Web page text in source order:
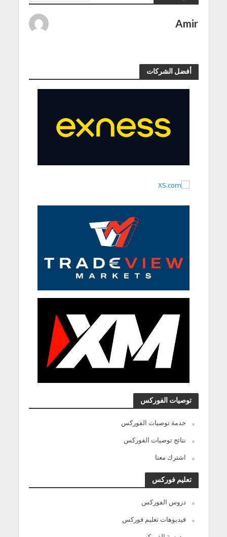
Amir
أفضل الشركات
توصيات الفوركس
خدمة توصيات الفوركس
نتائج توصيات الفوركس
اشترك معنا
تعليم فوركس
دروس الفوركس
فيديوهات تعليم فوركس